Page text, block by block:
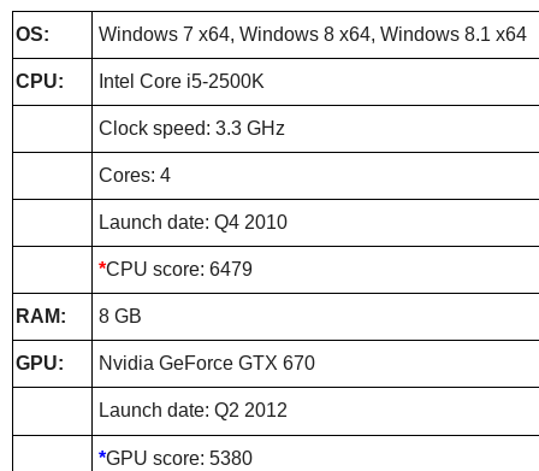
OS: Windows 7 x64, Windows 8 x64, Windows 8.1 x64
CPU: Intel Core i5-2500K
Clock speed: 3.3 GHz
Cores: 4
Launch date: Q4 2010
*CPU score: 6479
RAM: 8 GB
GPU: Nvidia GeForce GTX 670
Launch date: Q2 2012
*GPU score: 5380